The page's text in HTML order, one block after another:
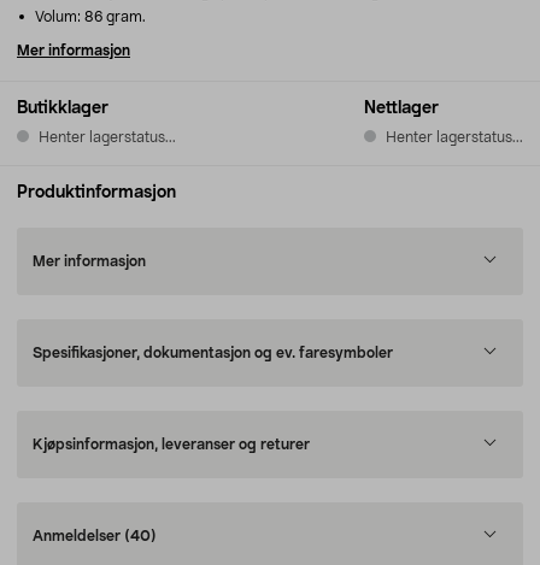
Butikklager
Henter lagerstatus...
Nettlager
Henter lagerstatus...
Volum: 86 gram.
Mer informasjon
Produktinformasjon
Mer informasjon
Spesifikasjoner, dokumentasjon og ev. faresymboler
Kjøpsinformasjon, leveranser og returer
Anmeldelser (40)